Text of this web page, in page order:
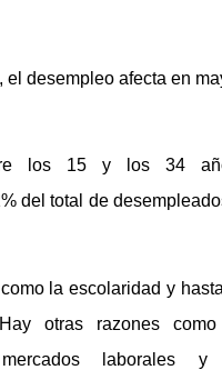
el desempleo afecta en
los 15 y los 34
del total de
la escolaridad y
otras razones
laborales